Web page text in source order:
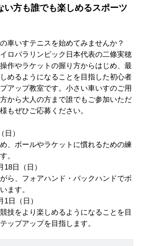
い方も誰でも楽しめるスポーツ
車いすテニスを始めてみませんか？
ロパラリンピック日本代表の二條実穂
作やラケットの握り方からはじめ、最
めるようになることを目指した初心者
アップ教室です。小さい車いすのご用
から大人の方まで誰でもご参加いただ
もぜひご応募ください。
日）
、ボールやラケットに慣れるための練
。
18日（日）
ら、フォアハンド・バックハンドでボ
ます。
1日（日）
技をより楽しめるようになることを目
ップアップを目指します。